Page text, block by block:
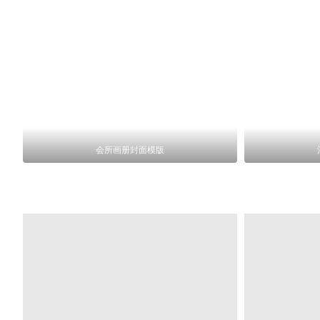
会所画册封面模版